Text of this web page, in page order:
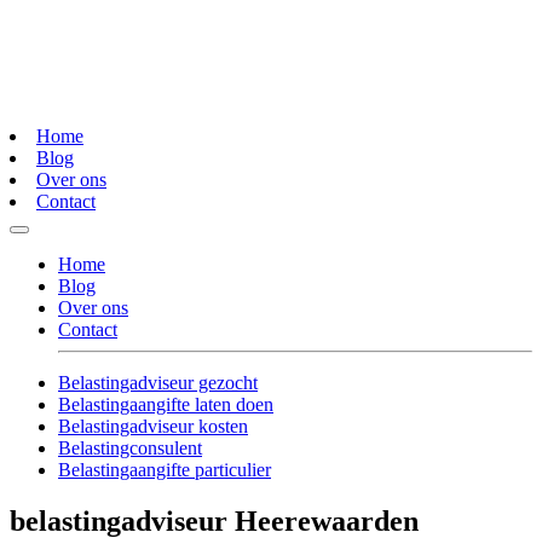
Home
Blog
Over ons
Contact
Home
Blog
Over ons
Contact
Belastingadviseur gezocht
Belastingaangifte laten doen
Belastingadviseur kosten
Belastingconsulent
Belastingaangifte particulier
belastingadviseur Heerewaarden